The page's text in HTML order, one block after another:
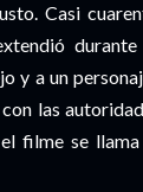
Casi
y a un
las
filme se llama